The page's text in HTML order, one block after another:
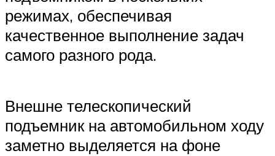
режимах, обеспечивая
качественное выполнение задач
самого разного рода.
Внешне телескопический
подъемник на автомобильном ходу
заметно выделяется на фоне